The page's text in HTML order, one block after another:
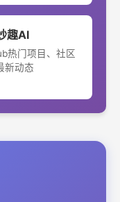
趣AI
热门项目、社区
新动态